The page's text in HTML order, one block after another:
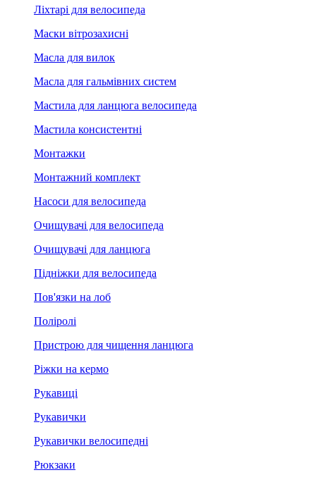
Ліхтарі для велосипеда
Маски вітрозахисні
Масла для вилок
Масла для гальмівних систем
Мастила для ланцюга велосипеда
Мастила консистентні
Монтажки
Монтажний комплект
Насоси для велосипеда
Очищувачі для велосипеда
Очищувачі для ланцюга
Підніжки для велосипеда
Пов'язки на лоб
Поліролі
Пристрою для чищення ланцюга
Ріжки на кермо
Рукавиці
Рукавички
Рукавички велосипедні
Рюкзаки